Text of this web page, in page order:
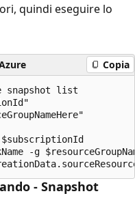
quindi eseguire lo
Copia
snapshot list
-g
- Snapshot